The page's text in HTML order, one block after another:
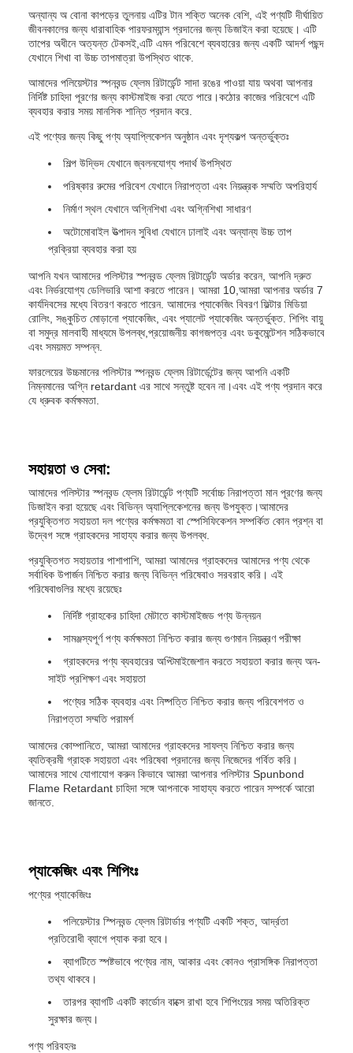
অন্যান্য অ বোনা কাপড়ের তুলনায় এটির টান শক্তি অনেক বেশি, এই পণ্যটি দীর্ঘায়িত
জীবনকালের জন্য ধারাবাহিক পারফরম্যান্স প্রদানের জন্য ডিজাইন করা হয়েছে। এটি
তাপের অধীনে অত্যন্ত টেকসই,এটি এমন পরিবেশে ব্যবহারের জন্য একটি আদর্শ পছন্দ
যেখানে শিখা বা উচ্চ তাপমাত্রা উপস্থিত থাকে.
আমাদের পলিয়েস্টার স্পনবন্ড ফ্লেম রিটার্ডেন্ট সাদা রঙের পাওয়া যায় অথবা আপনার
নির্দিষ্ট চাহিদা পূরণের জন্য কাস্টমাইজ করা যেতে পারে।কঠোর কাজের পরিবেশে এটি
ব্যবহার করার সময় মানসিক শান্তি প্রদান করে.
এই পণ্যের জন্য কিছু পণ্য অ্যাপ্লিকেশন অনুষ্ঠান এবং দৃশ্যকল্প অন্তর্ভুক্তঃ
শিল্প উদ্ভিদ যেখানে জ্বলনযোগ্য পদার্থ উপস্থিত
পরিষ্কার রুমের পরিবেশ যেখানে নিরাপত্তা এবং নিয়ন্ত্রক সম্মতি অপরিহার্য
নির্মাণ স্থল যেখানে অগ্নিশিখা এবং অগ্নিশিখা সাধারণ
অটোমোবাইল উত্পাদন সুবিধা যেখানে ঢালাই এবং অন্যান্য উচ্চ তাপ
প্রক্রিয়া ব্যবহার করা হয়
আপনি যখন আমাদের পলিস্টার স্পনবন্ড ফ্লেম রিটার্ডেন্ট অর্ডার করেন, আপনি দ্রুত
এবং নির্ভরযোগ্য ডেলিভারি আশা করতে পারেন। আমরা 10,আমরা আপনার অর্ডার 7
কার্যদিবসের মধ্যে বিতরণ করতে পারেন. আমাদের প্যাকেজিং বিবরণ ফিল্টার মিডিয়া
রোলিং, সঙ্কুচিত মোড়ানো প্যাকেজিং, এবং প্যালেট প্যাকেজিং অন্তর্ভুক্ত. শিপিং বায়ু
বা সমুদ্র মালবাহী মাধ্যমে উপলব্ধ,প্রয়োজনীয় কাগজপত্র এবং ডকুমেন্টেশন সঠিকভাবে
এবং সময়মত সম্পন্ন.
ফারলেয়ের উচ্চমানের পলিস্টার স্পনবন্ড ফ্লেম রিটার্ডেন্টের জন্য আপনি একটি
নিম্নমানের অগ্নি retardant এর সাথে সন্তুষ্ট হবেন না।এবং এই পণ্য প্রদান করে
যে ধ্রুবক কর্মক্ষমতা.
সহায়তা ও সেবা:
আমাদের পলিস্টার স্পনবন্ড ফ্লেম রিটার্ডেন্ট পণ্যটি সর্বোচ্চ নিরাপত্তা মান পূরণের জন্য
ডিজাইন করা হয়েছে এবং বিভিন্ন অ্যাপ্লিকেশনের জন্য উপযুক্ত।আমাদের
প্রযুক্তিগত সহায়তা দল পণ্যের কর্মক্ষমতা বা স্পেসিফিকেশন সম্পর্কিত কোন প্রশ্ন বা
উদ্বেগ সঙ্গে গ্রাহকদের সাহায্য করার জন্য উপলব্ধ.
প্রযুক্তিগত সহায়তার পাশাপাশি, আমরা আমাদের গ্রাহকদের আমাদের পণ্য থেকে
সর্বাধিক উপার্জন নিশ্চিত করার জন্য বিভিন্ন পরিষেবাও সরবরাহ করি। এই
পরিষেবাগুলির মধ্যে রয়েছেঃ
নির্দিষ্ট গ্রাহকের চাহিদা মেটাতে কাস্টমাইজড পণ্য উন্নয়ন
সামঞ্জস্যপূর্ণ পণ্য কর্মক্ষমতা নিশ্চিত করার জন্য গুণমান নিয়ন্ত্রণ পরীক্ষা
গ্রাহকদের পণ্য ব্যবহারের অপ্টিমাইজেশান করতে সহায়তা করার জন্য অন-
সাইট প্রশিক্ষণ এবং সহায়তা
পণ্যের সঠিক ব্যবহার এবং নিষ্পত্তি নিশ্চিত করার জন্য পরিবেশগত ও
নিরাপত্তা সম্মতি পরামর্শ
আমাদের কোম্পানিতে, আমরা আমাদের গ্রাহকদের সাফল্য নিশ্চিত করার জন্য
ব্যতিক্রমী গ্রাহক সহায়তা এবং পরিষেবা প্রদানের জন্য নিজেদের গর্বিত করি।
আমাদের সাথে যোগাযোগ করুন কিভাবে আমরা আপনার পলিস্টার Spunbond
Flame Retardant চাহিদা সঙ্গে আপনাকে সাহায্য করতে পারেন সম্পর্কে আরো
জানতে.
প্যাকেজিং এবং শিপিংঃ
পণ্যের প্যাকেজিংঃ
পলিয়েস্টার স্পিনবন্ড ফ্লেম রিটার্ডার পণ্যটি একটি শক্ত, আর্দ্রতা
প্রতিরোধী ব্যাগে প্যাক করা হবে।
ব্যাগটিতে স্পষ্টভাবে পণ্যের নাম, আকার এবং কোনও প্রাসঙ্গিক নিরাপত্তা
তথ্য থাকবে।
তারপর ব্যাগটি একটি কার্ডোন বাক্সে রাখা হবে শিপিংয়ের সময় অতিরিক্ত
সুরক্ষার জন্য।
পণ্য পরিবহনঃ